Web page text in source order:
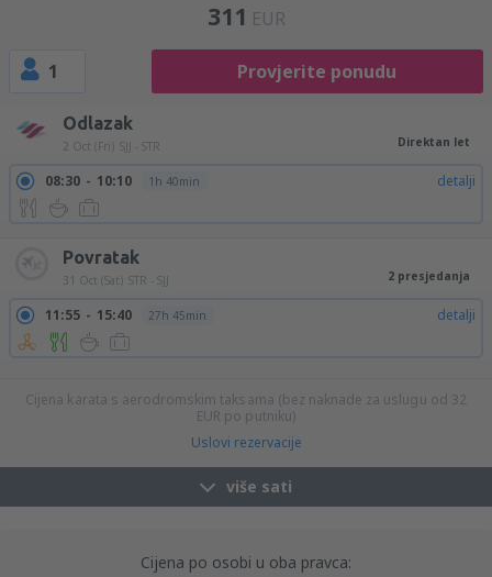
311 EUR
1 Provjerite ponudu
Odlazak
2 Oct (Fri) SJJ - STR Direktan let
08:30 10:10 1h 40min detalji
Povratak
31 Oct (Sat) STR - SJJ 2 presjedanja
11:55 15:40 27h 45min detalji
Cijena karata s aerodromskim taksama (bez naknade za uslugu od 32
EUR po putniku)
Uslovi rezervacije
više sati
Cijena po osobi u oba pravca: